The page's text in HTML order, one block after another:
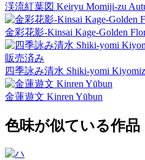
渓流紅葉図 Keiryu Momiji-zu
金彩花影-Kinsai Kage-Golden
販売済み
四季詠み清水 Shiki-yomi
金蓮遊文 Kinren Yūbun
色味が似ている作品